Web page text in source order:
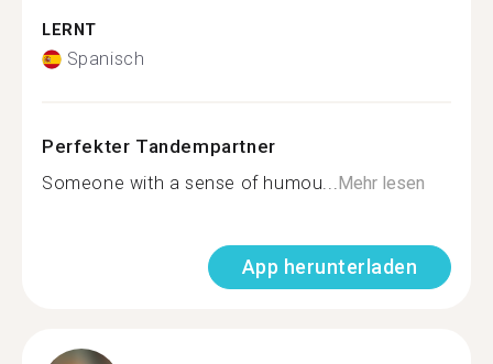
LERNT
Spanisch
Perfekter Tandempartner
Someone with a sense of humou...Mehr lesen
App herunterladen